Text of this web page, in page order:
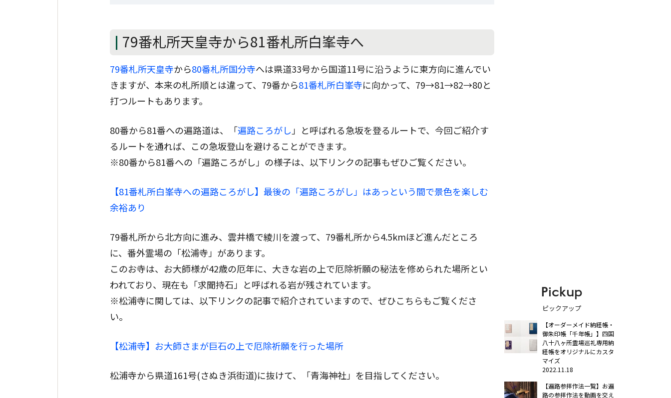
79番札所天皇寺から81番札所白峯寺へ
79番札所天皇寺から80番札所国分寺へは県道33号から国道11号に沿うように東方向に進んでい
きますが、本来の札所順とは違って、79番から81番札所白峯寺に向かって、79→81→82→80と
打つルートもあります。
80番から81番への遍路道は、「遍路ころがし 」と呼ばれる急坂を登るルートで、今回ご紹介す
るルートを通れば、この急坂登山を避けることができます。
※80番から81番への「遍路ころがし」の様子は、以下リンクの記事もぜひご覧ください。
【81番札所白峯寺への遍路ころがし】最後の「遍路ころがし」はあっという間で景色を楽しむ
余裕あり
79番札所から北方向に進み、雲井橋で綾川を渡って、79番札所から4.5kmほど進んだところ
に、番外霊場の「松浦寺」があります。
このお寺は、お大師様が42歳の厄年に、大きな岩の上で厄除祈願の秘法を修められた場所とい
われており、現在も「求聞持石」と呼ばれる岩が残されています。
※松浦寺に関しては、以下リンクの記事で紹介されていますので、ぜひこちらもご覧くださ
い。
【松浦寺】お大師さまが巨石の上で厄除祈願を行った場所
松浦寺から県道161号(さぬき浜街道)に抜けて、「青海神社」を目指してください。
Pickup
ピックアップ
【オーダーメイド納経帳・
御朱印帳「千年帳」】四国
八十八ヶ所霊場巡礼専用納
経帳をオリジナルにカスタ
マイズ
2022.11.18
【遍路参拝作法一覧】お遍
路の参拝作法を動画を交え